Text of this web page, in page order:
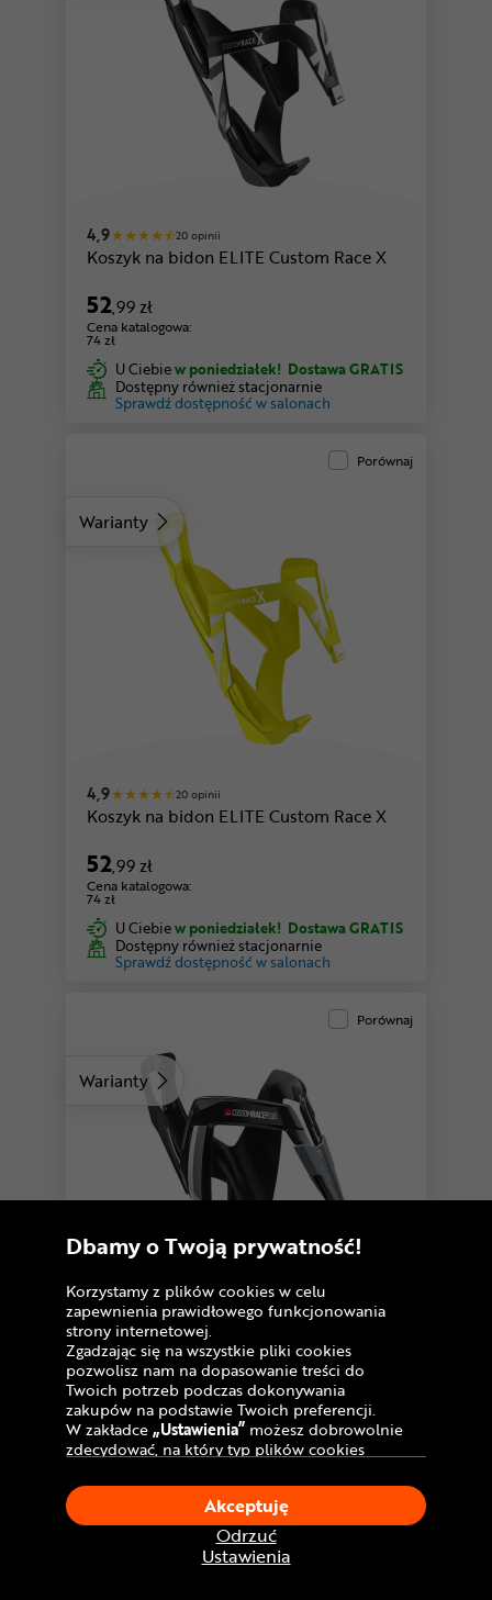
4,9 20 opinii
Koszyk na bidon ELITE Custom Race X
52,99 zł
Cena katalogowa:
74 zł
U Ciebiew poniedziałek! Dostawa GRATIS
Dostępny również stacjonarnie
Sprawdź dostępność w salonach
Warianty
Porównaj
4,9 20 opinii
Koszyk na bidon ELITE Custom Race X
52,99 zł
Cena katalogowa:
74 zł
U Ciebiew poniedziałek! Dostawa GRATIS
Dostępny również stacjonarnie
Sprawdź dostępność w salonach
Warianty
Porównaj
4,9 132 opinie
Koszyk na bidon ELITE Custom Race
Plus
53,99 zł
-10%
Najniższa cena:
59,99 zł
U Ciebiew poniedziałek! Dostawa GRATIS
Dbamy o Twoją prywatność!
Korzystamy z plików cookies w celu
zapewnienia prawidłowego funkcjonowania
strony internetowej.
Zgadzając się na wszystkie pliki cookies
pozwolisz nam na dopasowanie treści do
Twoich potrzeb podczas dokonywania
zakupów na podstawie Twoich preferencji.
W zakładce„Ustawienia” możesz dobrowolnie
zdecydować, na który typ plików cookies
Klikając„Akceptuję”, wyrażasz zgodę na
stosowanie ciasteczek zgodnie z ustawieniami
Twojej przeglądarki.
W dowolnym momencie, możesz dokonać
zmiany swojego wyboru klikając opcję
Ustawienia
Odrzuć
Akceptuję